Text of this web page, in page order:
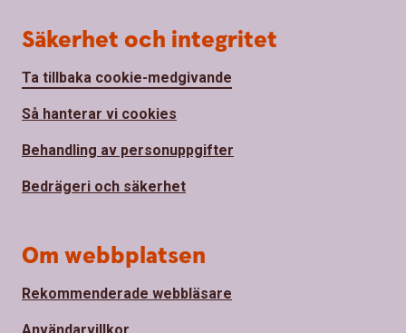
Säkerhet och integritet
Ta tillbaka cookie-medgivande
Så hanterar vi cookies
Behandling av personuppgifter
Bedrägeri och säkerhet
Om webbplatsen
Rekommenderade webbläsare